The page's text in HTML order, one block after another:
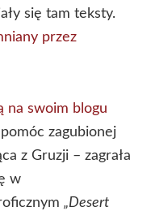
się tam teksty.
przez
na swoim blogu
zagubionej
z Gruzji – zagrała
w
„Desert